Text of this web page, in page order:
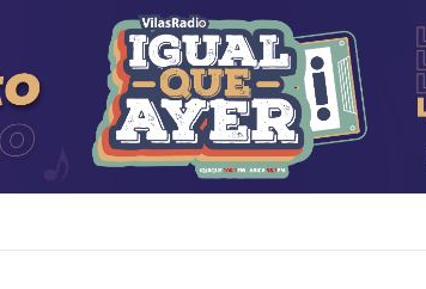
TIERRA AMARILLA: TRABAJADOR MUERE TRAS